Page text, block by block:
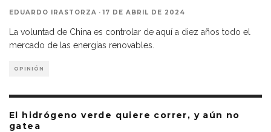
EDUARDO IRASTORZA · 17 DE ABRIL DE 2024
La voluntad de China es controlar de aquí a diez años todo el
mercado de las energías renovables.
OPINIÓN
El hidrógeno verde quiere correr, y aún no
gatea